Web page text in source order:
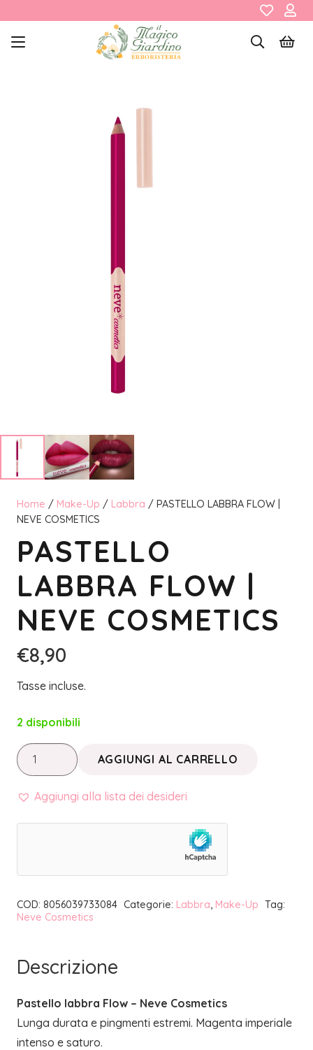
Home / Make-Up / Labbra / PASTELLO LABBRA FLOW |
NEVE COSMETICS
PASTELLO
LABBRA FLOW |
NEVE COSMETICS
€8,90
Tasse incluse.
2 disponibili
PASTELLO
LABBRA
FLOW
AGGIUNGI AL CARRELLO
Aggiungi alla lista dei desideri
COD: 8056039733084 Categorie: Labbra, Make-Up Tag:
Neve Cosmetics
Descrizione
Pastello labbra Flow – Neve Cosmetics
Lunga durata e pingmenti estremi. Magenta imperiale
intenso e saturo.